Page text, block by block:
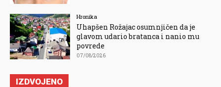
Hronika
Uhapšen Rožajac osumnjičen da je
glavom udario bratanca i nanio mu
povrede
07/08/2026
IZDVOJENO